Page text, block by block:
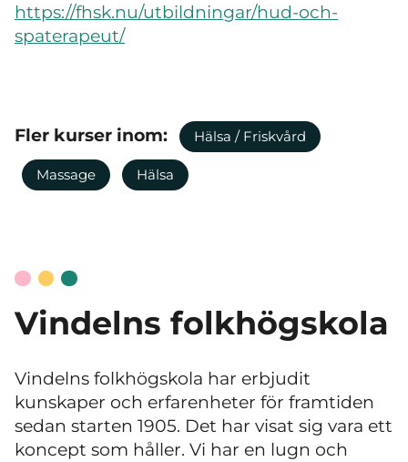
https://fhsk.nu/utbildningar/hud-och-
spaterapeut/
Fler kurser inom: Hälsa / Friskvård
Massage Hälsa
Vindelns folkhögskola
Vindelns folkhögskola har erbjudit
kunskaper och erfarenheter för framtiden
sedan starten 1905. Det har visat sig vara ett
koncept som håller. Vi har en lugn och